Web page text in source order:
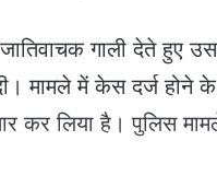
गाली देते हुए
मामले में केस दर्ज होने
कर लिया है। पुलिस